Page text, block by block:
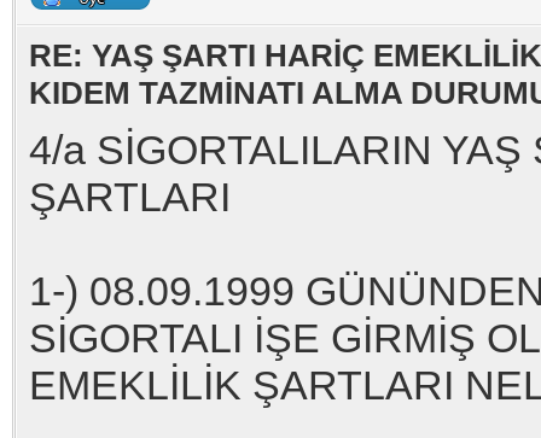
RE: YAŞ ŞARTI HARİÇ
KIDEM TAZMİNATI ALMA
4/a SİGORTALILARIN
ŞARTLARI
1-) 08.09.1999
SİGORTALI İŞE GİRMİŞ
EMEKLİLİK ŞARTLARI